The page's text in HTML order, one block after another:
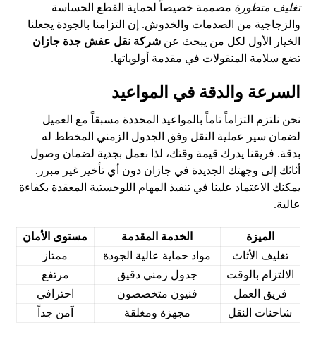
تغليف متطورة مصممة خصيصاً لحماية القطع الحساسة
والزجاجية من الصدمات والخدوش. إن التزامنا بالجودة يجعلنا
الخيار الأول لكل من يبحث عنشركة نقل عفش جدة جازان
تضع سلامة المنقولات في مقدمة أولوياتها.
السرعة والدقة في المواعيد
نحن نلتزم التزاماً تاماً بالمواعيد المحددة مسبقاً مع العميل
لضمان سير عملية النقل وفق الجدول الزمني المخطط له
بدقة. فريقنا يدرك قيمة وقتك، لذا نعمل بجدية لضمان وصول
أثاثك إلى وجهتك الجديدة في جازان دون أي تأخير غير مبرر.
يمكنك الاعتماد علينا في تنفيذ المهام اللوجستية المعقدة بكفاءة
عالية.
الميزة الخدمة المقدمة
مستوى الأمان
تغليف الأثاث
مواد حماية عالية الجودة
ممتاز
الالتزام بالوقت
جدول زمني دقيق
مرتفع
فريق العمل
فنيون متخصصون
احترافي
شاحنات النقل
مجهزة ومغلقة آمن جداً